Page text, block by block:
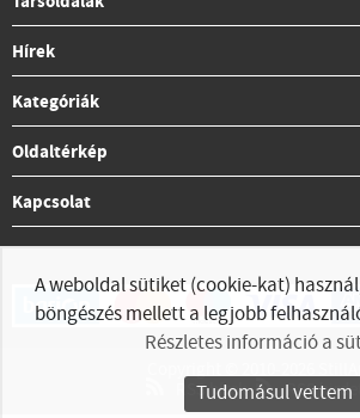
Hírek
Kategóriák
Oldaltérkép
Kapcsolat
RSS hírek
RSS
A weboldal sütiket (cookie-kat)
böngészés mellett a legjobb
Részletes információ a
Tudomásul vettem